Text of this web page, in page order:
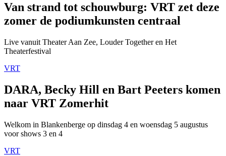
Van strand tot schouwburg: VRT zet deze
zomer de podiumkunsten centraal
Live vanuit Theater Aan Zee, Louder Together en Het
Theaterfestival
VRT
DARA, Becky Hill en Bart Peeters komen
naar VRT Zomerhit
Welkom in Blankenberge op dinsdag 4 en woensdag 5 augustus
voor shows 3 en 4
VRT